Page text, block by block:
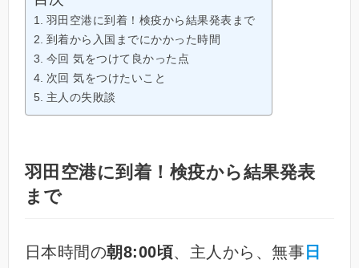
羽田空港に到着！検疫から結果発表まで
到着から入国までにかかった時間
今回 気をつけて良かった点
次回 気をつけたいこと
主人の失敗談
羽田空港に到着！検疫から結果発表
まで
日本時間の朝8:00頃、主人から、無事 日